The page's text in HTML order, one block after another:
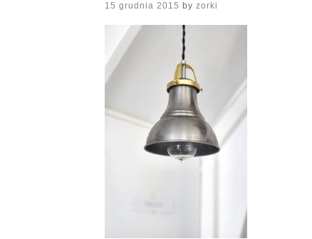
Posted
15 grudnia 2015 by zorki